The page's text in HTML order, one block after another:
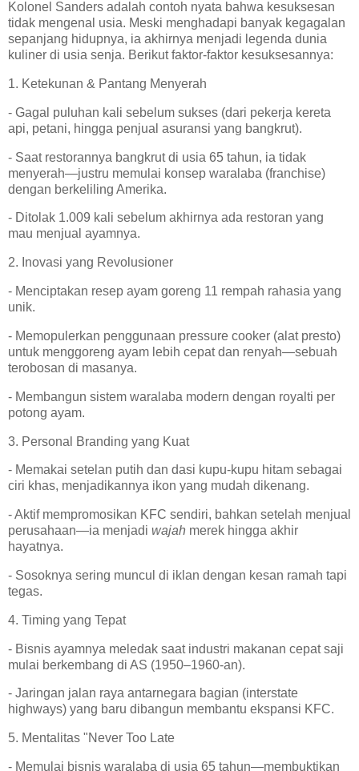
Kolonel Sanders adalah contoh nyata bahwa kesuksesan
tidak mengenal usia. Meski menghadapi banyak kegagalan
sepanjang hidupnya, ia akhirnya menjadi legenda dunia
kuliner di usia senja. Berikut faktor-faktor kesuksesannya:
1. Ketekunan & Pantang Menyerah
- Gagal puluhan kali sebelum sukses (dari pekerja kereta
api, petani, hingga penjual asuransi yang bangkrut).
- Saat restorannya bangkrut di usia 65 tahun, ia tidak
menyerah—justru memulai konsep waralaba (franchise)
dengan berkeliling Amerika.
- Ditolak 1.009 kali sebelum akhirnya ada restoran yang
mau menjual ayamnya.
2. Inovasi yang Revolusioner
- Menciptakan resep ayam goreng 11 rempah rahasia yang
unik.
- Memopulerkan penggunaan pressure cooker (alat presto)
untuk menggoreng ayam lebih cepat dan renyah—sebuah
terobosan di masanya.
- Membangun sistem waralaba modern dengan royalti per
potong ayam.
3. Personal Branding yang Kuat
- Memakai setelan putih dan dasi kupu-kupu hitam sebagai
ciri khas, menjadikannya ikon yang mudah dikenang.
- Aktif mempromosikan KFC sendiri, bahkan setelah menjual
perusahaan—ia menjadi wajah merek hingga akhir
hayatnya.
- Sosoknya sering muncul di iklan dengan kesan ramah tapi
tegas.
4. Timing yang Tepat
- Bisnis ayamnya meledak saat industri makanan cepat saji
mulai berkembang di AS (1950–1960-an).
- Jaringan jalan raya antarnegara bagian (interstate
highways) yang baru dibangun membantu ekspansi KFC.
5. Mentalitas "Never Too Late
- Memulai bisnis waralaba di usia 65 tahun—membuktikan